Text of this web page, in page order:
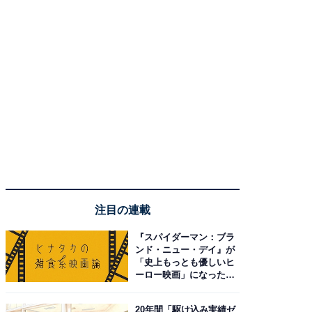
注目の連載
『スパイダーマン：ブラ
ンド・ニュー・デイ』が
「史上もっとも優しいヒ
ーロー映画」になった理
20年間「駆け込み実績ゼ